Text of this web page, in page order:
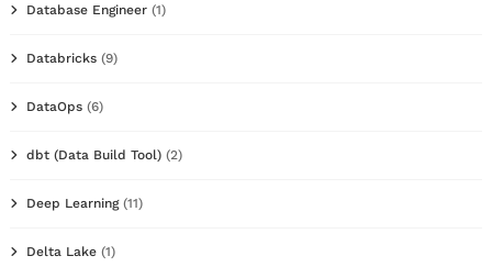
Database Engineer (1)
Databricks (9)
DataOps (6)
dbt (Data Build Tool) (2)
Deep Learning(11)
Delta Lake (1)